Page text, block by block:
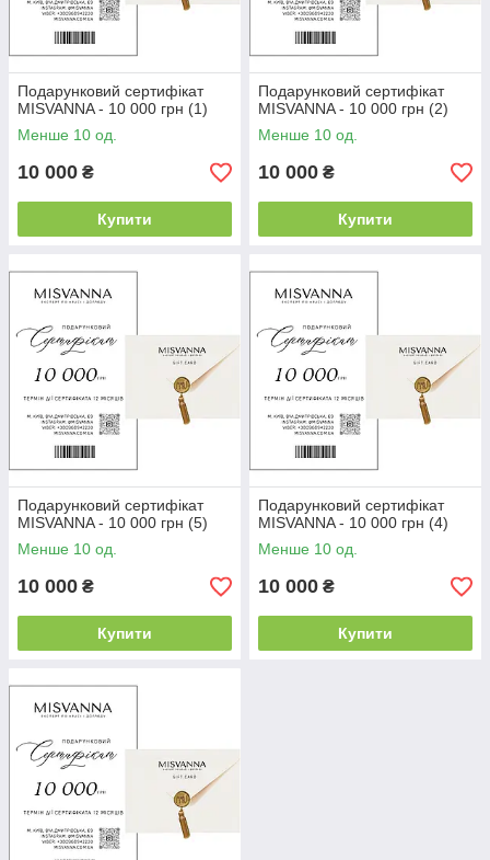
Подарунковий сертифікат
MISVANNA - 10 000 грн (1)
Менше 10 од.
10 000 ₴
Купити
Подарунковий сертифікат
MISVANNA - 10 000 грн (2)
Менше 10 од.
10 000 ₴
Купити
Подарунковий сертифікат
MISVANNA - 10 000 грн (5)
Менше 10 од.
10 000 ₴
Купити
Подарунковий сертифікат
MISVANNA - 10 000 грн (4)
Менше 10 од.
10 000 ₴
Купити